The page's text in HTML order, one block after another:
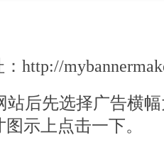
http://
站后先选择广告横
示上点击一下。